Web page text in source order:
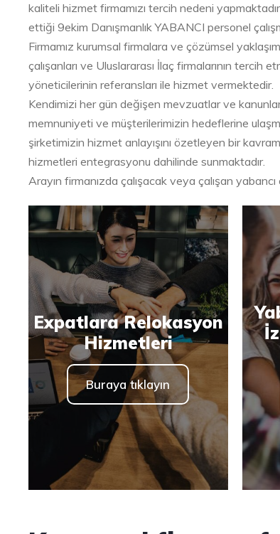
kaliteli hizmet firmamızı tercih nedeni
ettiği 9ekim Danışmanlık YABANCI personel
Firmamız kurumsal firmalara ve çözümsel
çalışanları ve Uluslararası İlaç firmalarının
yöneticilerinin referansları ile hizmet vermektedir.
Kendimizi her gün değişen mevzuatlar ve
memnuniyeti ve müşterilerimizin hedeflerine
şirketimizin hizmet anlayışını özetleyen bir
hizmetleri entegrasyonu dahilinde sunmaktadır.
Arayın firmanızda çalışacak veya çalışan
Expatlara Relokasyon
Hizmetleri
Buraya tıklayın